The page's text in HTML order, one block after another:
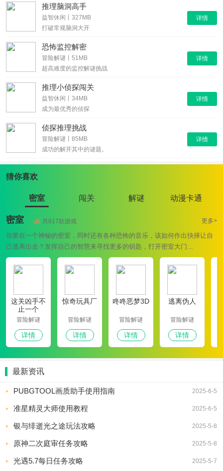
详情
推理脑洞高手
益智休闲丨327MB
打破常规脑洞大开
详情
恐怖监控解密
冒险解谜丨51MB
超高难度的监控解谜挑战
详情
推理小侦探闯关
益智休闲丨34MB
成为最优秀的侦探
详情
侦探推理挑战
冒险解谜丨85MB
成功的解开其中的谜题。
猜你喜欢
密室 闯关 解谜 动漫卡通
密室 共617款游戏 更多>
你要在一个神秘的密室，同时还有各种恐怖的音乐，该如何作出抉择让自
己逃离出去？发挥自己的智慧来寻找更多的钥匙，打开密室大门...
这关凶手不
止一个
冒险解谜
详情
惊奇玩具厂
冒险解谜
详情
咚咚恶梦3D
冒险解谜
详情
逃离伪人
冒险解谜
详情
最新资讯
PUBGTOOL画质助手使用指南 2025-6-5
准星精灵大师使用教程 2025-6-5
银与绯逝光之途玩法攻略 2025-5-8
原神二次庭审任务攻略 2025-5-8
光遇5.7每日任务攻略 2025-5-7